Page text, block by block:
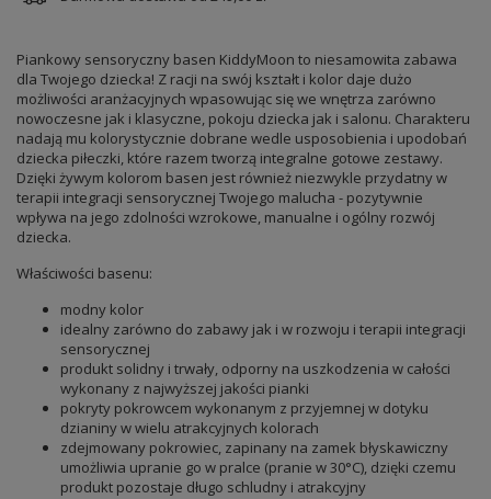
Piankowy sensoryczny basen KiddyMoon to niesamowita zabawa
dla Twojego dziecka! Z racji na swój kształt i kolor daje dużo
możliwości aranżacyjnych wpasowując się we wnętrza zarówno
nowoczesne jak i klasyczne, pokoju dziecka jak i salonu. Charakteru
nadają mu kolorystycznie dobrane wedle usposobienia i upodobań
dziecka piłeczki, które razem tworzą integralne gotowe zestawy.
Dzięki żywym kolorom basen jest również niezwykle przydatny w
terapii integracji sensorycznej Twojego malucha - pozytywnie
wpływa na jego zdolności wzrokowe, manualne i ogólny rozwój
dziecka.
Właściwości basenu:
modny kolor
idealny zarówno do zabawy jak i w rozwoju i terapii integracji
sensorycznej
produkt solidny i trwały, odporny na uszkodzenia w całości
wykonany z najwyższej jakości pianki
pokryty pokrowcem wykonanym z przyjemnej w dotyku
dzianiny w wielu atrakcyjnych kolorach
zdejmowany pokrowiec, zapinany na zamek błyskawiczny
umożliwia upranie go w pralce (pranie w 30°C), dzięki czemu
produkt pozostaje długo schludny i atrakcyjny